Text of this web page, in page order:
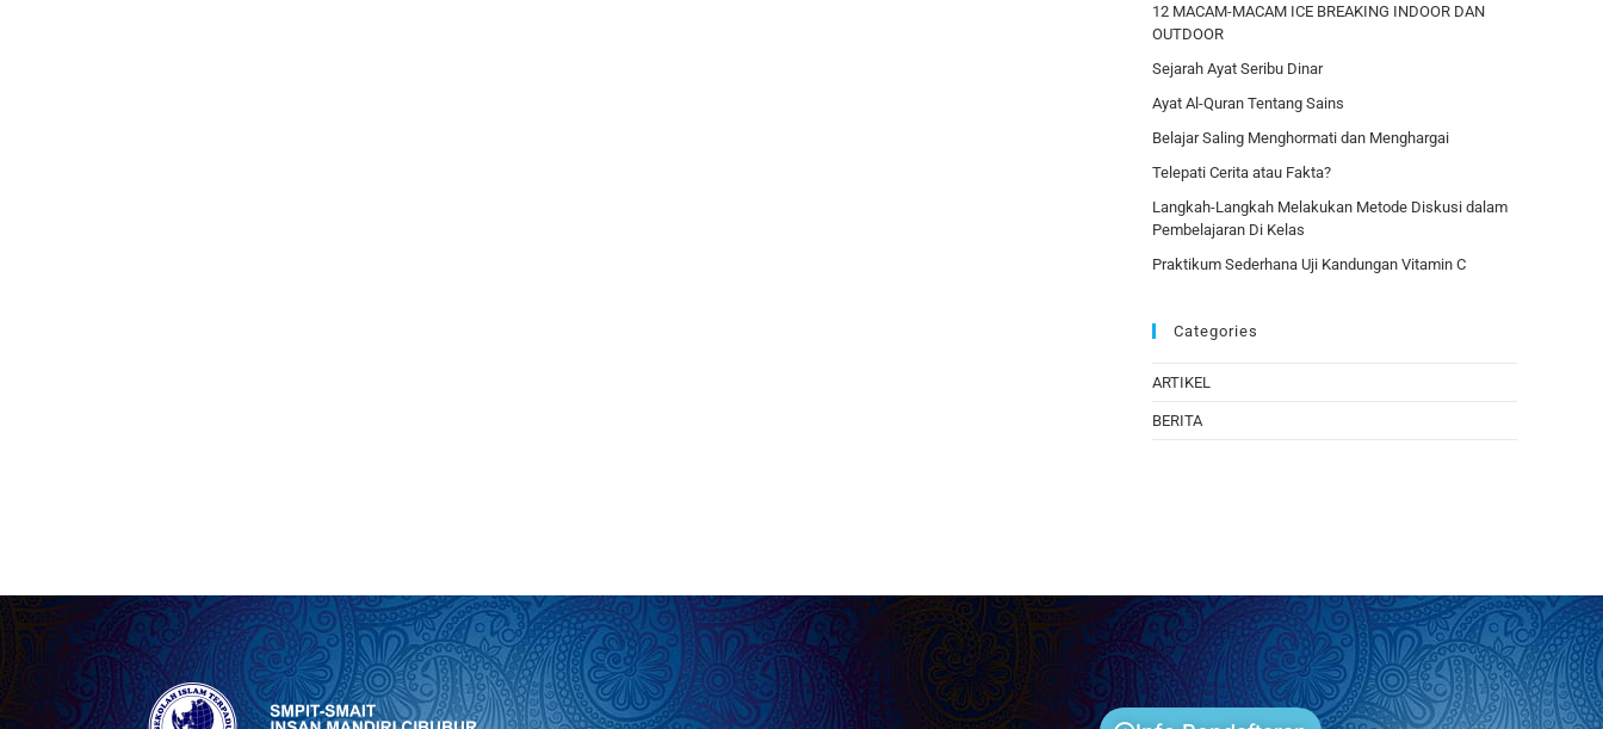
12 MACAM-MACAM ICE BREAKING INDOOR DAN
OUTDOOR
Sejarah Ayat Seribu Dinar
Ayat Al-Quran Tentang Sains
Belajar Saling Menghormati dan Menghargai
Telepati Cerita atau Fakta?
Langkah-Langkah Melakukan Metode Diskusi dalam
Pembelajaran Di Kelas
Praktikum Sederhana Uji Kandungan Vitamin C
Categories
ARTIKEL
BERITA